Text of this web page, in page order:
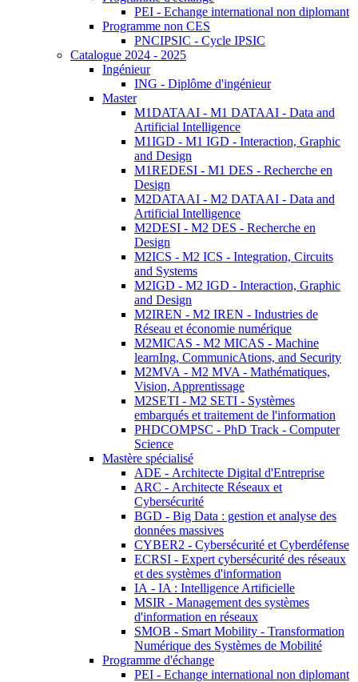
PEI - Echange international non diplomant
Programme non CES
PNCIPSIC - Cycle IPSIC
Catalogue 2024 - 2025
Ingénieur
ING - Diplôme d'ingénieur
Master
M1DATAAI - M1 DATAAI - Data and
Artificial Intelligence
M1IGD - M1 IGD - Interaction, Graphic
and Design
M1REDESI - M1 DES - Recherche en
Design
M2DATAAI - M2 DATAAI - Data and
Artificial Intelligence
M2DESI - M2 DES - Recherche en
Design
M2ICS - M2 ICS - Integration, Circuits
and Systems
M2IGD - M2 IGD - Interaction, Graphic
and Design
M2IREN - M2 IREN - Industries de
Réseau et économie numérique
M2MICAS - M2 MICAS - Machine
learnIng, CommunicAtions, and Security
M2MVA - M2 MVA - Mathématiques,
Vision, Apprentissage
M2SETI - M2 SETI - Systèmes
embarqués et traitement de l'information
PHDCOMPSC - PhD Track - Computer
Science
Mastère spécialisé
ADE - Architecte Digital d'Entreprise
ARC - Architecte Réseaux et
Cybersécurité
BGD - Big Data : gestion et analyse des
données massives
CYBER2 - Cybersécurité et Cyberdéfense
ECRSI - Expert cybersécurité des réseaux
et des systèmes d'information
IA - IA : Intelligence Artificielle
MSIR - Management des systèmes
d'information en réseaux
SMOB - Smart Mobility - Transformation
Numérique des Systèmes de Mobilité
Programme d'échange
PEI - Echange international non diplomant